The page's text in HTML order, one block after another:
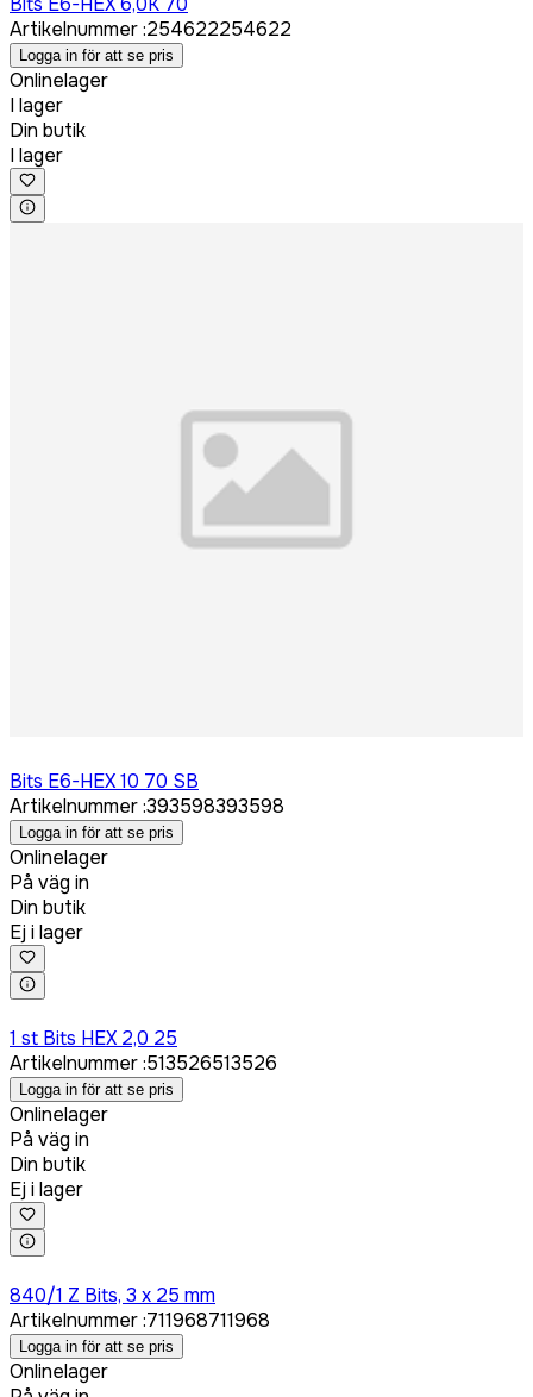
Artikelnummer:254622254622
Logga in för att se pris
Onlinelager
I lager
Din butik
I lager
Bits E6-HEX 10 70 SB
Artikelnummer:393598393598
Logga in för att se pris
Onlinelager
På väg in
Din butik
Ej i lager
1 st Bits HEX 2,0 25
Artikelnummer:513526513526
Logga in för att se pris
Onlinelager
På väg in
Din butik
Ej i lager
840/1 Z Bits, 3 x 25 mm
Artikelnummer:711968711968
Logga in för att se pris
Onlinelager